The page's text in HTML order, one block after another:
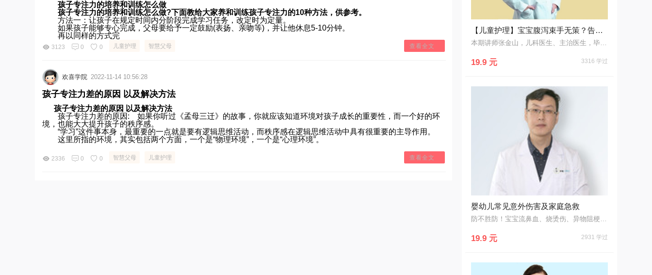
孩子专注力的培养和训练怎么做
孩子专注力的培养和训练怎么做?下面教给大家养和训练孩子专注力的10种方法，供参考。
方法一：让孩子在规定时间内分阶段完成学习任务，改定时为定量。
如果孩子能够专心完成，父母要给予一定鼓励(表扬、亲吻等)，并让他休息5-10分钟。
再以同样的方式完
3123 0 0 儿童护理 智慧父母 查看全文
欢喜学院 2022-11-14 10:56:28
孩子专注力差的原因 以及解决方法
孩子专注力差的原因 以及解决方法
孩子专注力差的原因: 如果你听过《孟母三迁》的故事，你就应该知道环境对孩子成长的重要性，而一个好的环
境，也能大大提升孩子的秩序感。
“学习”这件事本身，最重要的一点就是要有逻辑思维活动，而秩序感在逻辑思维活动中具有很重要的主导作用。
这里所指的环境，其实包括两个方面，一个是“物理环境”，一个是“心理环境”。
2336 0 0 智慧父母 儿童护理 查看全文
【儿童护理】宝宝腹泻束手无策？告诉你到底该怎么治！
19.9 元 3316 学过
婴幼儿常见意外伤害及家庭急救
19.9 元 2931 学过